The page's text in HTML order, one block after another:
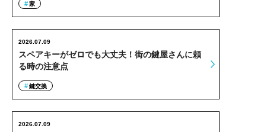
家
スペアキーがゼロでも大丈夫！街の鍵屋さんに頼
る時の注意点
2026.07.09
鍵交換
2026.07.09